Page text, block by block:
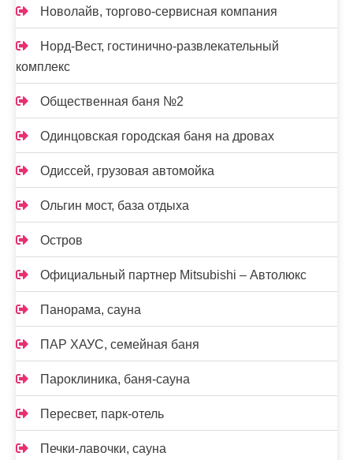
Новолайв, торгово-сервисная компания
Норд-Вест, гостинично-развлекательный
комплекс
Общественная баня №2
Одинцовская городская баня на дровах
Одиссей, грузовая автомойка
Ольгин мост, база отдыха
Остров
Официальный партнер Mitsubishi – Автолюкс
Панорама, сауна
ПАР ХАУС, семейная баня
Пароклиника, баня-сауна
Пересвет, парк-отель
Печки-лавочки, сауна